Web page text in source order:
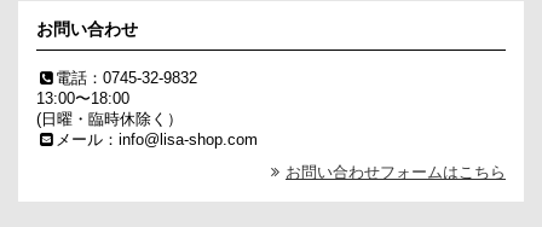
お問い合わせ
電話：0745-32-9832
13:00〜18:00
(日曜・臨時休除く）
メール：info@lisa-shop.com
お問い合わせフォームはこちら